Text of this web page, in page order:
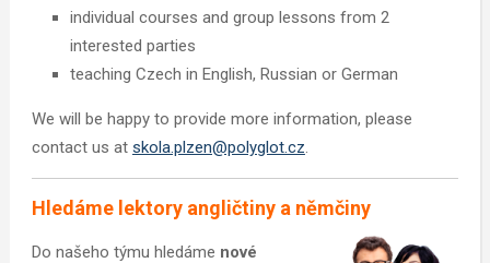
individual courses and group lessons from 2
interested parties
teaching Czech in English, Russian or German
We will be happy to provide more information, please
contact us at skola.plzen@polyglot.cz.
Hledáme lektory angličtiny a němčiny
Do našeho týmu hledáme nové